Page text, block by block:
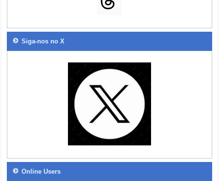
Siga-nos no X
Online Users